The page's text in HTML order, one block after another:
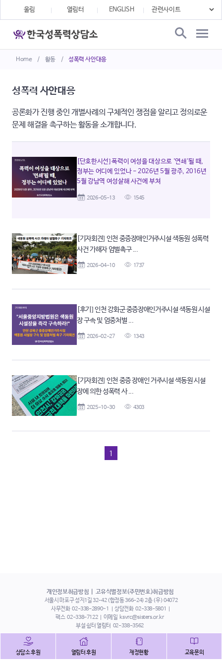
Home / 활동 / 성폭력 사안대응
울림 열림터 ENGLISH
성폭력 사안대응
공론화가 진행 중인 개별사례의 구체적인 쟁점을 알리고 정의로운
문제 해결을 촉구하는 활동을 소개합니다.
[단호한시선] 폭력이 여성을 대상으로 '연쇄'될 때,
정부는 어디에 있었나 - 2026년 5월 광주, 2016년
5월 강남역 여성살해 사건에 부쳐
2026-05-13 1545
[기자회견] 인천 중증장애인거주시설 색동원 성폭력
사건 가해자 엄벌촉구 ...
2026-04-10 1737
[후기] 인천 강화군 중증장애인거주시설 색동원 시설
장 구속 및 엄중처벌 ...
2026-02-27 1343
[기자회견] 인천 중증 장애인 거주시설 색동원 시설
장에 의한 성폭력 사 ...
2025-10-30 4303
1
개인정보취급방침 고유식별정보(주민번호)취급방침
서울시 마포구 성지1길 32-42 (합정동 366-24) 2층 (우) 04072
사무전화 02-338-2890~1 상담전화 02-338-5801
팩스 02-338-7122 이메일 ksvrc@sisters.or.kr
부설 쉼터 열림터 02-338-3562
상담소 후원 열림터 후원 재정현황 교육문의